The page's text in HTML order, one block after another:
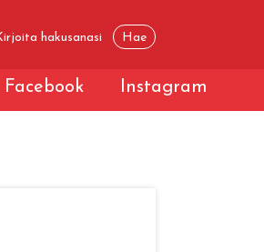
Facebook Instagram